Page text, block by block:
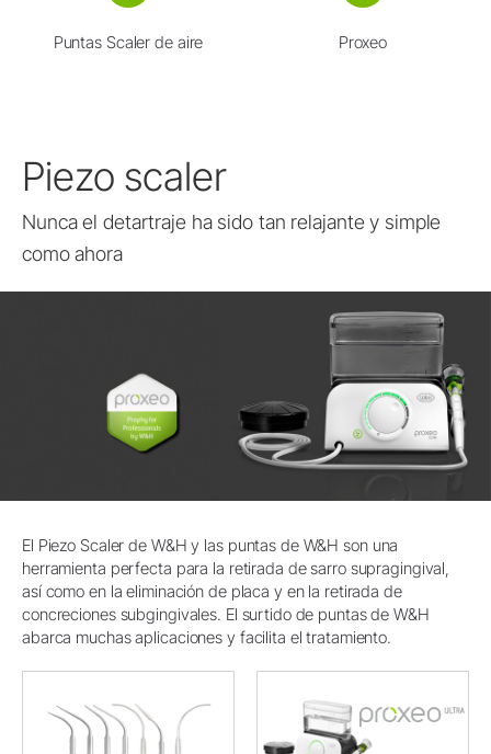
Puntas Scaler de aire Proxeo
Piezo scaler
Nunca el detartraje ha sido tan relajante y simple
como ahora
El Piezo Scaler de W&H y las puntas de W&H son una
herramienta perfecta para la retirada de sarro supragingival,
así como en la eliminación de placa y en la retirada de
concreciones subgingivales. El surtido de puntas de W&H
abarca muchas aplicaciones y facilita el tratamiento.